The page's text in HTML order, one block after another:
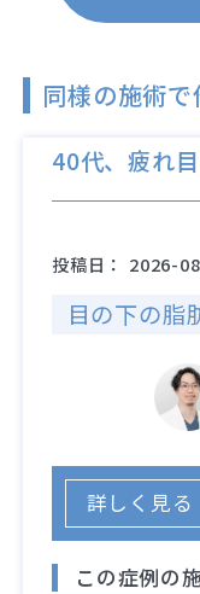
同様の施術
40代、疲れ
投稿日： 2026-
目の下の脂
詳しく見る
この症例の